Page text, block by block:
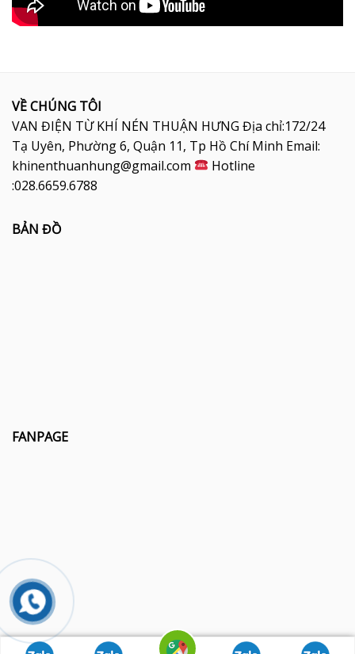
VỀ CHÚNG TÔI
VAN ĐIỆN TỪ KHÍ NÉN THUẬN HƯNG Địa chỉ:172/24
Tạ Uyên, Phường 6, Quận 11, Tp Hồ Chí Minh Email:
khinenthuanhung@gmail.com
Hotline
:028.6659.6788
BẢN ĐỒ
FANPAGE